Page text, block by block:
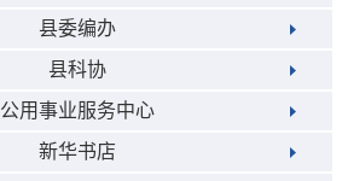
县委编办
县科协
公用事业服务中心
新华书店